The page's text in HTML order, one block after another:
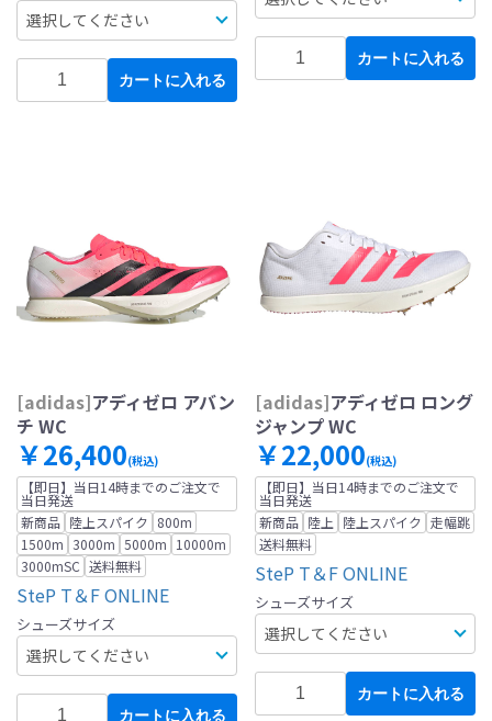
カートに入れる
カートに入れる
[adidas]アディゼロ アバン
チ WC
￥26,400(税込)
【即日】当日14時までのご注文で
当日発送
新商品 陸上スパイク 800m
1500m 3000m 5000m 10000m
3000mSC 送料無料
SteP T＆F ONLINE
シューズサイズ
カートに入れる
[adidas]アディゼロ ロング
ジャンプ WC
￥22,000(税込)
【即日】当日14時までのご注文で
当日発送
新商品 陸上 陸上スパイク 走幅跳
送料無料
SteP T＆F ONLINE
シューズサイズ
カートに入れる